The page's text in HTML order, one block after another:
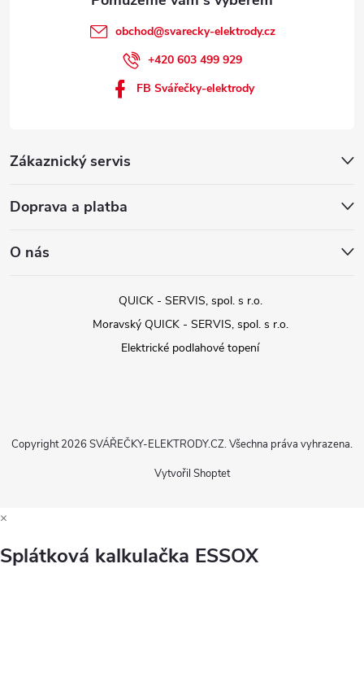
Zákaznický servis
Doprava a platba
O nás
obchod@svarecky-elektrody.cz
+420 603 499 929
FB Svářečky-elektrody
QUICK - SERVIS, spol. s r.o.
Moravský QUICK - SERVIS, spol. s r.o.
Elektrické podlahové topení
Vytvořil Shoptet
Copyright 2026 SVÁŘEČKY-ELEKTRODY.CZ. Všechna práva vyhrazena.
×
Splátková kalkulačka ESSOX